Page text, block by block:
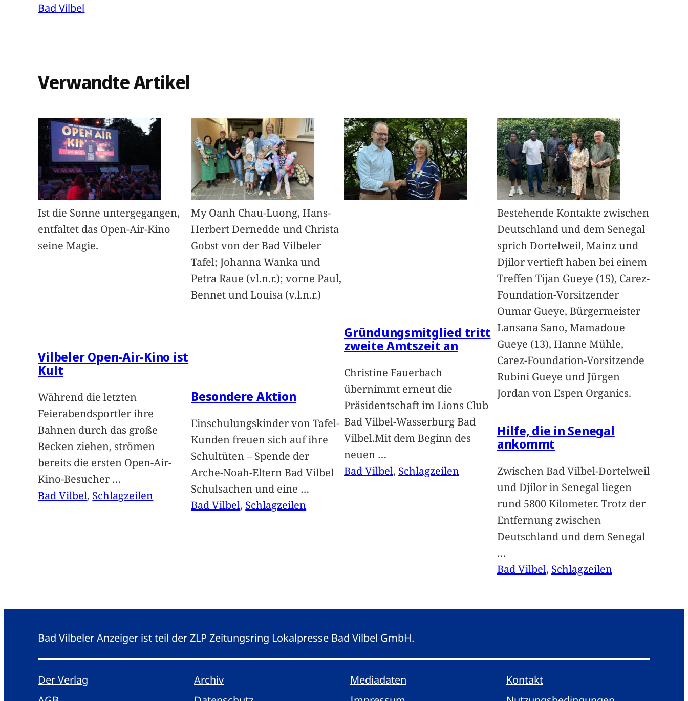
Bad Vilbel
Verwandte Artikel
Ist die Sonne untergegangen,
entfaltet das Open-Air-Kino
seine Magie.
Vilbeler Open-Air-Kino ist
Kult
Während die letzten
Feierabendsportler ihre
Bahnen durch das große
Becken ziehen, strömen
bereits die ersten Open-Air-
Kino-Besucher …
Bad Vilbel, Schlagzeilen
My Oanh Chau-Luong, Hans-
Herbert Dernedde und Christa
Gobst von der Bad Vilbeler
Tafel; Johanna Wanka und
Petra Raue (vl.n.r.); vorne Paul,
Bennet und Louisa (v.l.n.r.)
Besondere Aktion
Einschulungskinder von Tafel-
Kunden freuen sich auf ihre
Schultüten – Spende der
Arche-Noah-Eltern Bad Vilbel
Schulsachen und eine …
Bad Vilbel, Schlagzeilen
Gründungsmitglied tritt
zweite Amtszeit an
Christine Fauerbach
übernimmt erneut die
Präsidentschaft im Lions Club
Bad Vilbel-Wasserburg Bad
Vilbel.Mit dem Beginn des
neuen …
Bad Vilbel, Schlagzeilen
Bestehende Kontakte zwischen
Deutschland und dem Senegal
sprich Dortelweil, Mainz und
Djilor vertieft haben bei einem
Treffen Tijan Gueye (15), Carez-
Foundation-Vorsitzender
Oumar Gueye, Bürgermeister
Lansana Sano, Mamadoue
Gueye (13), Hanne Mühle,
Carez-Foundation-Vorsitzende
Rubini Gueye und Jürgen
Jordan von Espen Organics.
Hilfe, die in Senegal
ankommt
Zwischen Bad Vilbel-Dortelweil
und Djilor in Senegal liegen
rund 5800 Kilometer. Trotz der
Entfernung zwischen
Deutschland und dem Senegal
…
Bad Vilbel, Schlagzeilen
Bad Vilbeler Anzeiger ist teil der ZLP Zeitungsring Lokalpresse Bad Vilbel GmbH.
Der Verlag Archiv Mediadaten
Kontakt